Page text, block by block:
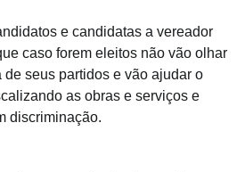
e candidatas a vereador
caso forem eleitos não vão olhar
de seus partidos e vão ajudar o
as obras e serviços e
discriminação.